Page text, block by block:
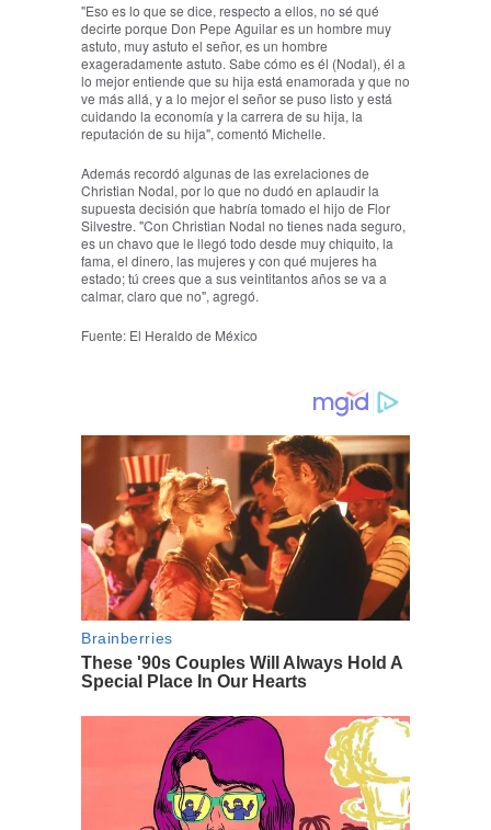
"Eso es lo que se dice, respecto a ellos, no sé qué
decirte porque Don Pepe Aguilar es un hombre muy
astuto, muy astuto el señor, es un hombre
exageradamente astuto. Sabe cómo es él (Nodal), él a
lo mejor entiende que su hija está enamorada y que no
ve más allá, y a lo mejor el señor se puso listo y está
cuidando la economía y la carrera de su hija, la
reputación de su hija", comentó Michelle.
Además recordó algunas de las exrelaciones de
Christian Nodal, por lo que no dudó en aplaudir la
supuesta decisión que habría tomado el hijo de Flor
Silvestre. "Con Christian Nodal no tienes nada seguro,
es un chavo que le llegó todo desde muy chiquito, la
fama, el dinero, las mujeres y con qué mujeres ha
estado; tú crees que a sus veintitantos años se va a
calmar, claro que no", agregó.
Fuente: El Heraldo de México